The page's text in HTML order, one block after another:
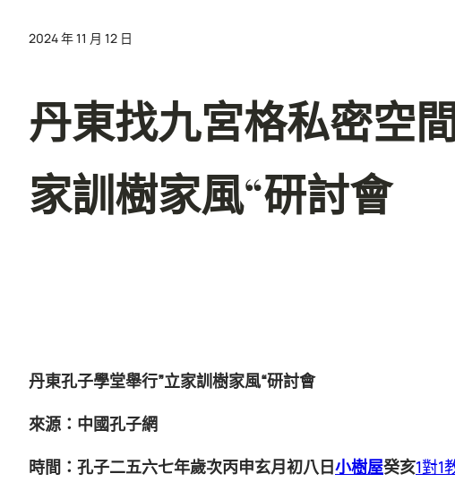
2024 年 11 月 12 日
丹東找九宮格私密空
家訓樹家風“研討會
丹東孔子學堂舉行”立家訓樹家風“研討會
來源：中國孔子網
時間：孔子二五六七年歲次丙申玄月初八日小樹屋癸亥1對1